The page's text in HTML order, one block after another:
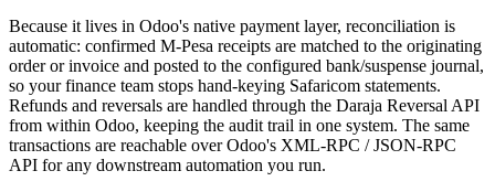
Because it lives in Odoo's native payment layer, reconciliation is
automatic: confirmed M-Pesa receipts are matched to the originating
order or invoice and posted to the configured bank/suspense journal,
so your finance team stops hand-keying Safaricom statements.
Refunds and reversals are handled through the Daraja Reversal API
from within Odoo, keeping the audit trail in one system. The same
transactions are reachable over Odoo's XML-RPC / JSON-RPC
API for any downstream automation you run.